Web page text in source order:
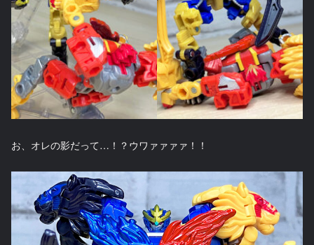
お、オレの影だって…！？ウワァァァァ！！